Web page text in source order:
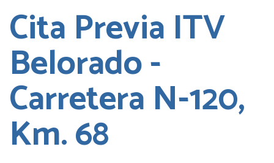
Cita Previa ITV
Belorado -
Carretera N-120,
Km. 68